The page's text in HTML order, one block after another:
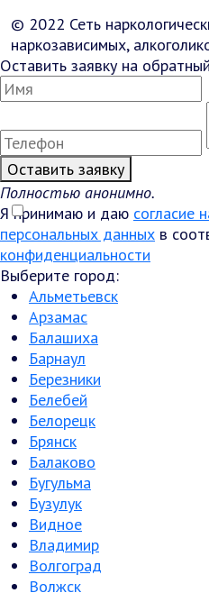
© 2022 Сеть
наркозависимых,
Оставить заявку на
Оставить заявку
Полностью анонимно.
Я принимаю и даю согласие
персональных данных в
конфиденциальности
Выберите город:
Альметьевск
Арзамас
Балашиха
Барнаул
Березники
Белебей
Белорецк
Брянск
Балаково
Бугульма
Бузулук
Видное
Владимир
Волгоград
Волжск